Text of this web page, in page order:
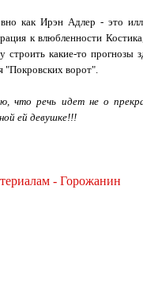
как Ирэн Адлер - это
к влюбленности Костика
строить какие-то прогнозы
"Покровских ворот".
что речь идет не о
ей девушке!!!
- Горожанин